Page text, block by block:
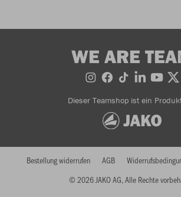
WE ARE
Dieser Teamshop ist ein
© 2026 JAKO AG, Alle Rechte
Bestellung widerrufen AGB